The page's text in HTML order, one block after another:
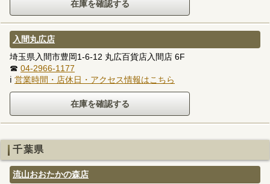
入間丸広店
埼玉県入間市豊岡1-6-12 丸広百貨店入間店 6F
☎ 04-2966-1177
ℹ 営業時間・店休日・アクセス情報はこちら
千葉県
流山おおたかの森店